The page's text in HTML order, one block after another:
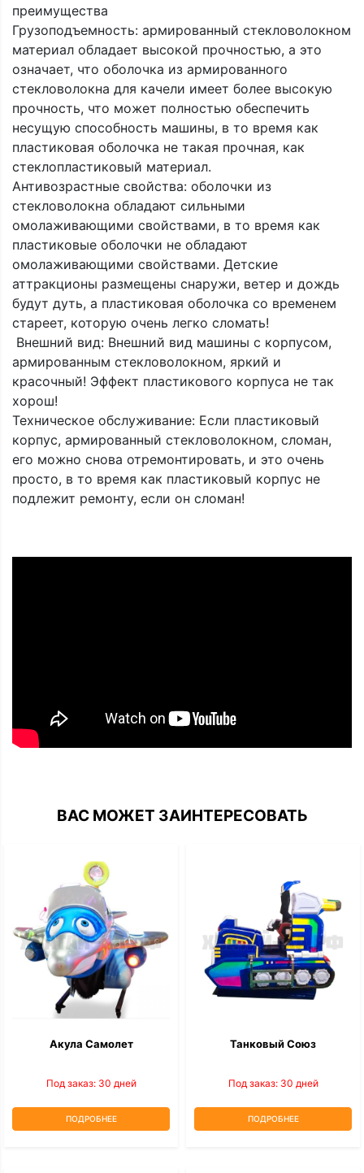
преимущества
Грузоподъемность: армированный стекловолокном
материал обладает высокой прочностью, а это
означает, что оболочка из армированного
стекловолокна для качели имеет более высокую
прочность, что может полностью обеспечить
несущую способность машины, в то время как
пластиковая оболочка не такая прочная, как
стеклопластиковый материал.
Антивозрастные свойства: оболочки из
стекловолокна обладают сильными
омолаживающими свойствами, в то время как
пластиковые оболочки не обладают
омолаживающими свойствами. Детские
аттракционы размещены снаружи, ветер и дождь
будут дуть, а пластиковая оболочка со временем
стареет, которую очень легко сломать!
Внешний вид: Внешний вид машины с корпусом,
армированным стекловолокном, яркий и
красочный! Эффект пластикового корпуса не так
хорош!
Техническое обслуживание: Если пластиковый
корпус, армированный стекловолокном, сломан,
его можно снова отремонтировать, и это очень
просто, в то время как пластиковый корпус не
подлежит ремонту, если он сломан!
ВАС МОЖЕТ ЗАИНТЕРЕСОВАТЬ
Акула Самолет
Под заказ: 30 дней
ПОДРОБНЕЕ
Танковый Союз
Под заказ: 30 дней
ПОДРОБНЕЕ